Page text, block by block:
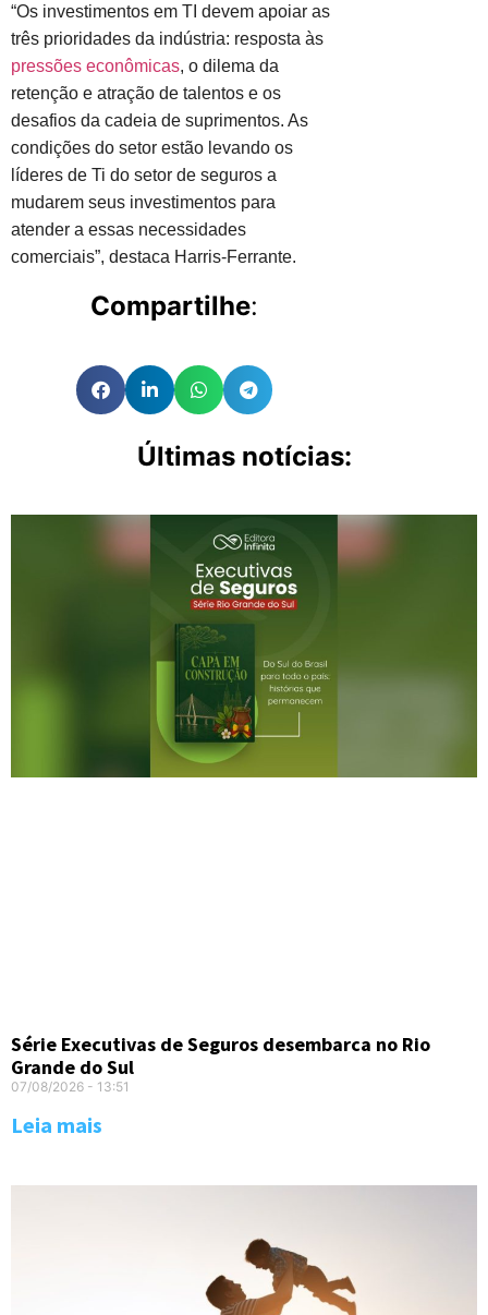
“Os investimentos em TI devem apoiar as
três prioridades da indústria: resposta às
pressões econômicas, o dilema da
retenção e atração de talentos e os
desafios da cadeia de suprimentos. As
condições do setor estão levando os
líderes de Ti do setor de seguros a
mudarem seus investimentos para
atender a essas necessidades
comerciais”, destaca Harris-Ferrante.
Compartilhe:
Últimas notícias:
Série Executivas de Seguros desembarca no Rio
Grande do Sul
07/08/2026 13:51
Leia mais